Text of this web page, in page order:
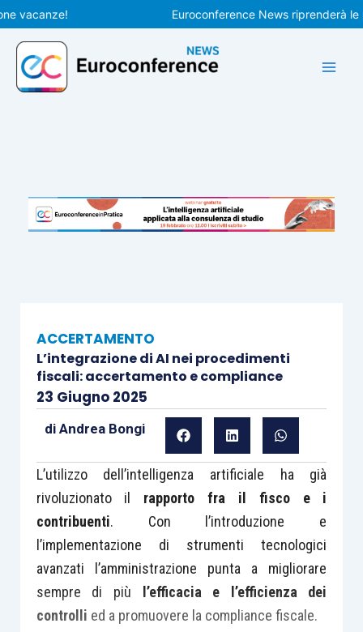
Vai
al
contenuto
Euroconference News riprenderà le
ACCERTAMENTO
L’integrazione di AI nei procedimenti
fiscali: accertamento e compliance
23 Giugno 2025
di Andrea Bongi
L’utilizzo dell’intelligenza artificiale ha già
rivoluzionato il rapporto fra il fisco e i
contribuenti. Con l’introduzione e
l’implementazione di strumenti tecnologici
avanzati l’amministrazione punta a migliorare
sempre di più
l’efficacia e l’efficienza dei
controlli ed a promuovere la compliance fiscale.